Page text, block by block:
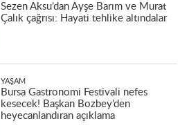
Sezen Aksu’dan Ayşe Barım ve Murat
Çalık çağrısı: Hayati tehlike altındalar
YAŞAM
Bursa Gastronomi Festivali nefes
kesecek! Başkan Bozbey’den
heyecanlandıran açıklama